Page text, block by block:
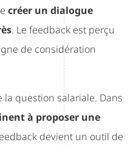
créer un dialogue
. Le feedback est perçu
de considération
question salariale. Dans
à proposer une
devient un outil de